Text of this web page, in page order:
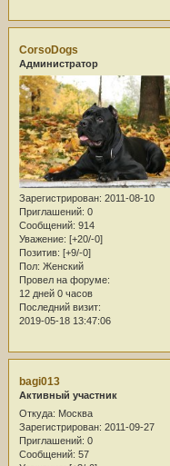
CorsoDogs
Администратор
Зарегистрирован: 2011-08-10
Приглашений: 0
Сообщений: 914
Уважение: [+20/-0]
Позитив: [+9/-0]
Пол: Женский
Провел на форуме:
12 дней 0 часов
Последний визит:
2019-05-18 13:47:06
bagi013
Активный участник
Откуда: Москва
Зарегистрирован: 2011-09-27
Приглашений: 0
Сообщений: 57